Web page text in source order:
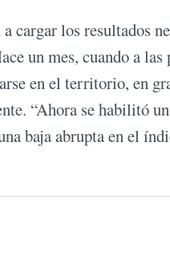
cargar los resultados
un mes, cuando a las
en el territorio, en
“Ahora se habilitó
baja abrupta en el